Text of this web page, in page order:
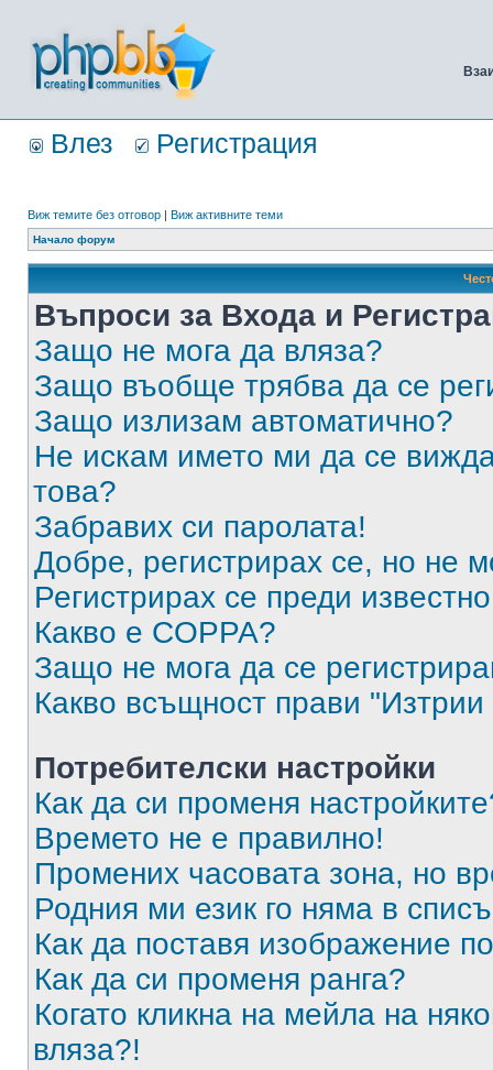
Влез Регистрация
Виж темите без отговор | Виж активните теми
Начало форум
Въпроси за Входа и
Защо не мога да вляза?
Защо въобще трябва да се
Защо излизам автоматично?
Не искам името ми да се
това?
Забравих си паролата!
Добре, регистрирах се, но не
Регистрирах се преди
Какво е COPPA?
Защо не мога да се
Какво всъщност прави "Изтрии
Потребителски настройки
Как да си променя
Времето не е правилно!
Промених часовата зона, но
Родния ми език го няма в
Как да поставя изображение
Как да си променя ранга?
Когато кликна на мейла на
вляза?!